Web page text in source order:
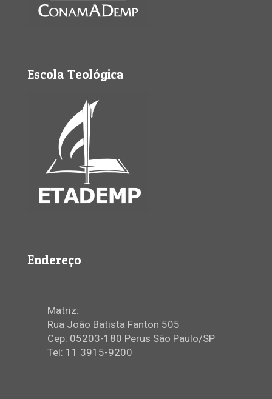
Escola Teológica
Endereço
Matriz:
Rua João Batista Fanton 505
Cep: 05203-180 Perus São Paulo/SP
Tel: 11 3915-9200